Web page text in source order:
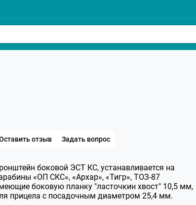
отзыв Задать вопрос
боковой ЭСТ КС, устанавливается на
«ОП СКС», «Архар», «Тигр», ТОЗ-87
боковую планку "ласточкин хвост" 10,5 мм,
прицела с посадочным диаметром 25,4 мм.